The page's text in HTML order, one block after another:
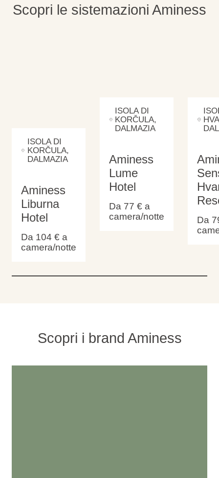
Scopri le sistemazioni Aminess
ISOLA DI
KORČULA,
DALMAZIA
Aminess
Liburna
Hotel
Da 104 € a
camera/notte
ISOLA DI
KORČULA,
DALMAZIA
Aminess
Lume
Hotel
Da 77 € a
camera/notte
Da
Scopri i brand Aminess